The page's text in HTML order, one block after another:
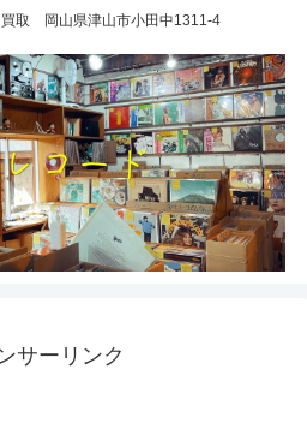
買取 岡山県津山市小田中1311-4
サーリンク